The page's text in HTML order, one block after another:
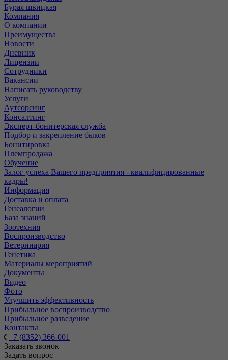
Бурая швицкая
Компания
О компании
Преимущества
Новости
Дневник
Лицензии
Сотрудники
Вакансии
Написать руководству
Услуги
Аутсорсинг
Консалтинг
Эксперт-бонитерская служба
Подбор и закрепление быков
Бонитировка
Племпродажа
Обучение
Залог успеха Вашего предприятия - квалифицированные
кадры!
Информация
Доставка и оплата
Генеалогии
База знаний
Зоотехния
Воспроизводство
Ветеринария
Генетика
Материалы мероприятий
Документы
Видео
Фото
Улучшить эффективность
Прибыльное воспроизводство
Прибыльное разведение
Контакты
+7 (8352) 366-001
Заказать звонок
Задать вопрос